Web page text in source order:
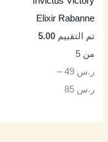
Elixir Rabanne
تم التقييم5.00
من 5
ر.س 49
–
ر.س 85